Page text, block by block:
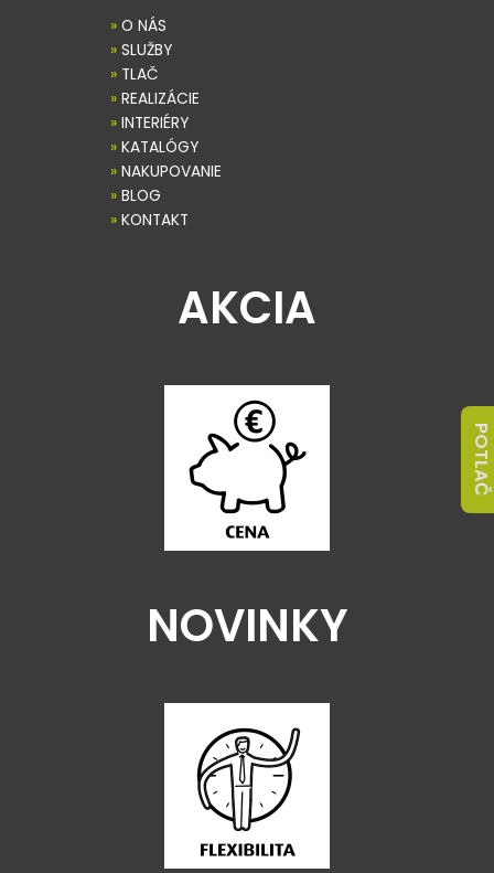
» O NÁS
» SLUŽBY
» TLAČ
» REALIZÁCIE
» INTERIÉRY
» KATALÓGY
» NAKUPOVANIE
» BLOG
» KONTAKT
AKCIA
NOVINKY
POTLAČ